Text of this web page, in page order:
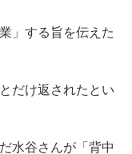
」する旨を伝えた
だけ返されたとい
水谷さんが「背中